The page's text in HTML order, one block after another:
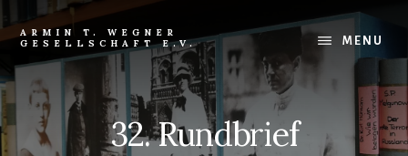
to
content
to
footer
ARMIN T. WEGNER
GESELLSCHAFT E.V.
MENU
32. Rundbrief